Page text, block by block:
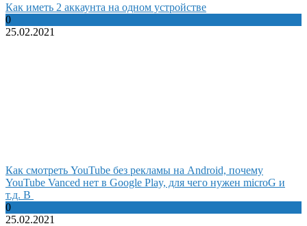
Как иметь 2 аккаунта на одном устройстве
0
25.02.2021
Как смотреть YouTube без рекламы на Android, почему
YouTube Vanced нет в Google Play, для чего нужен microG и
т.д. В
0
25.02.2021